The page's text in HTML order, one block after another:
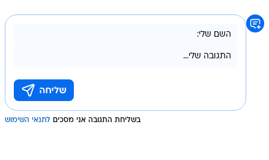
בשליחת התגובה אני מסכים לתנאי השימוש